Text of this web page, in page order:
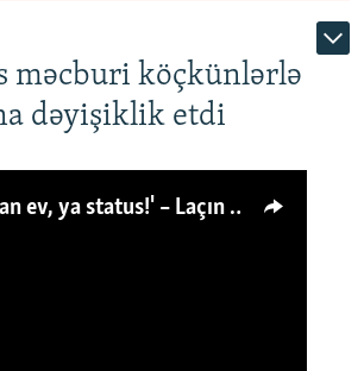
məcburi köçkünlərlə
dəyişiklik etdi
'Ya təklif olunan ev, ya status!' – Laçın köçkünü: 'Laçından başqa heç hara!'